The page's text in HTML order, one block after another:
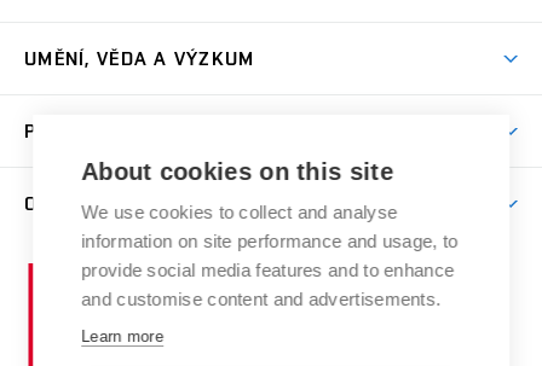
Přijímačky
Dny otevřených dveří
Přípravné kurzy
Studium bez bariér
Katedra teorií a dějin umění
Kabinety a dílny
Kontakt
E-přihláška
Časový plán studia
Studijní předpisy a formuláře
Studium a stáže v zahraničí
Rezidenční pobyty
Odborná praxe
Stipendia
UMĚNÍ, VĚDA A VÝZKUM
Publikační činnost
Projekty
Výstavy
PRO VEŘEJNOST
Letní školy a semestrální kurzy
Nakladatelská a vydavatelská činnost
Research Catalogue
O FAKULTĚ
Aktuality
Informační tabule
Organizační struktura
Vysoké
učení
About cookies on this site
We use cookies to collect and analyse
information on site performance and usage, to
provide social media features and to enhance
and customise content and advertisements.
Learn more